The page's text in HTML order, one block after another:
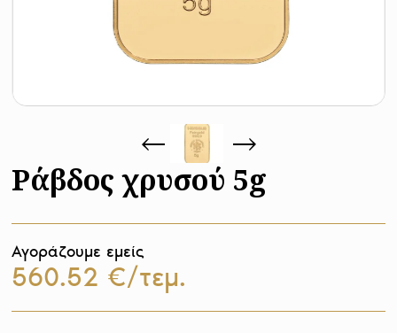
Ράβδος χρυσού 5g
Αγοράζουμε εμείς
560.52 €/τεμ.